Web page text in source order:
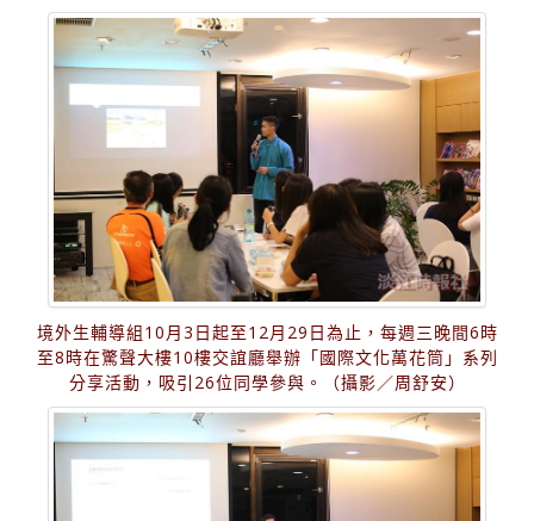
境外生輔導組10月3日起至12月29日為止，每週三晚間6時
至8時在驚聲大樓10樓交誼廳舉辦「國際文化萬花筒」系列
分享活動，吸引26位同學參與。（攝影／周舒安）